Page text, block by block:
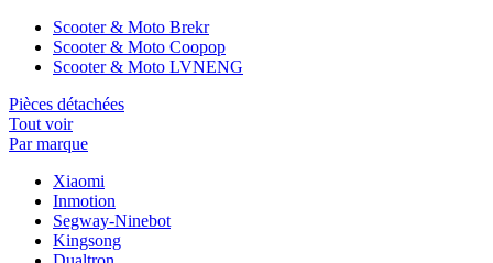
Scooter & Moto Brekr
Scooter & Moto Coopop
Scooter & Moto LVNENG
Pièces détachées
Tout voir
Par marque
Xiaomi
Inmotion
Segway-Ninebot
Kingsong